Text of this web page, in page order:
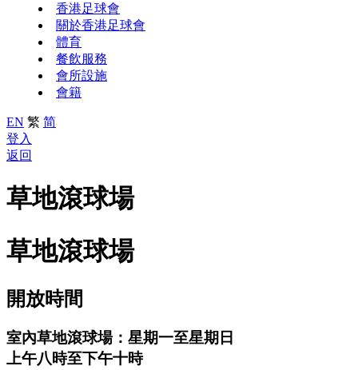
香港足球會
關於香港足球會
體育
餐飲服務
會所設施
會籍
EN 繁 简
登入
返回
草地滾球場
草地滾球場
開放時間
室內草地滾球場：星期一至星期日
上午八時至下午十時